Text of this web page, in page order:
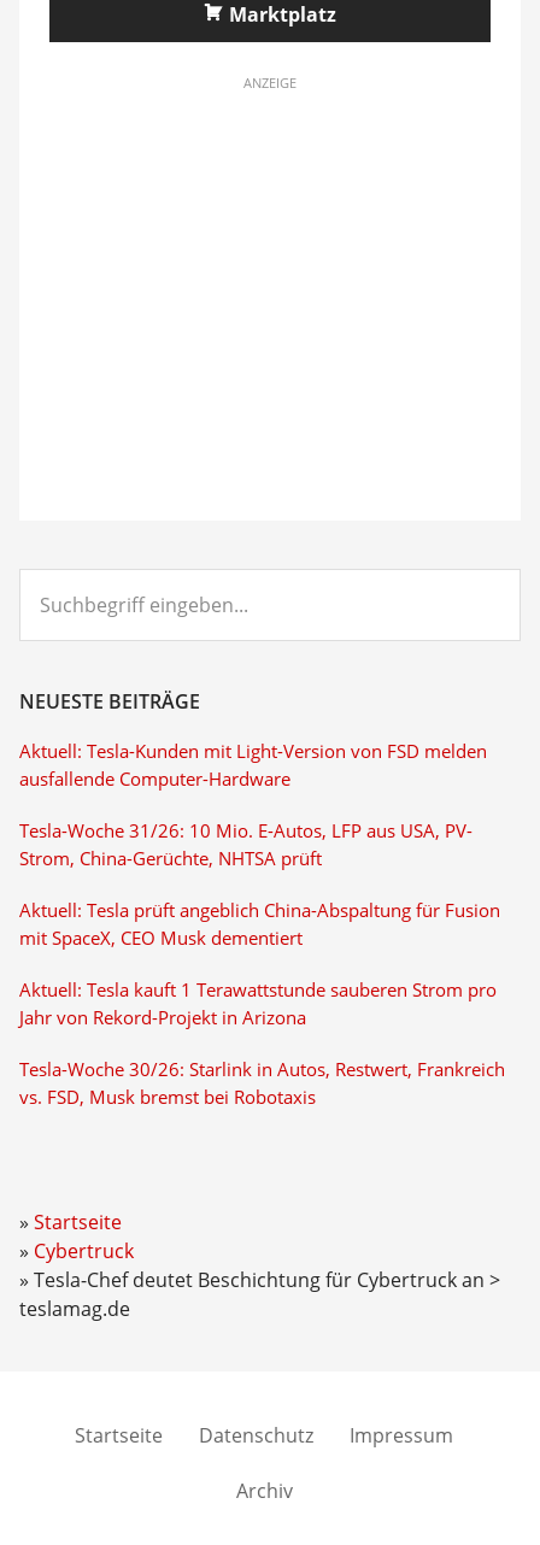
Marktplatz
ANZEIGE
eingeben...
NEUESTE BEITRÄGE
Aktuell: Tesla-Kunden mit Light-Version von FSD melden
ausfallende Computer-Hardware
Tesla-Woche 31/26: 10 Mio. E-Autos, LFP aus USA, PV-
Strom, China-Gerüchte, NHTSA prüft
Aktuell: Tesla prüft angeblich China-Abspaltung für Fusion
mit SpaceX, CEO Musk dementiert
Aktuell: Tesla kauft 1 Terawattstunde sauberen Strom pro
Jahr von Rekord-Projekt in Arizona
Tesla-Woche 30/26: Starlink in Autos, Restwert, Frankreich
vs. FSD, Musk bremst bei Robotaxis
Startseite
Cybertruck
Tesla-Chef deutet Beschichtung für Cybertruck an >
teslamag.de
Startseite Datenschutz Impressum
Archiv